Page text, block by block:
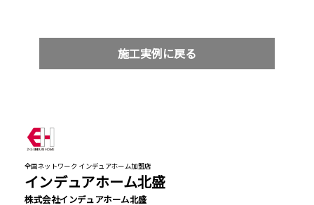
施工実例に戻る
全国ネットワーク インデュアホーム加盟店
インデュアホーム北盛
株式会社インデュアホーム北盛